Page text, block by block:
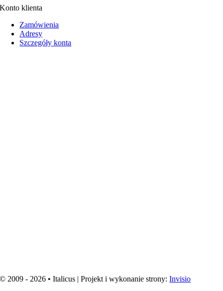
Konto klienta
Zamówienia
Adresy
Szczegóły konta
© 2009 - 2026 • Italicus | Projekt i wykonanie strony:Invisio